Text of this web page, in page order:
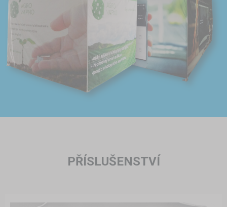
PŘÍSLUŠENSTVÍ